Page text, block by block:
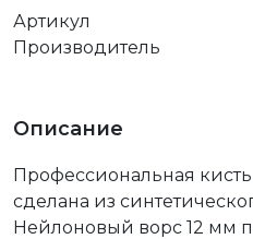
Артикул
Производитель
Описание
Профессиональная
сделана из
Нейлоновый ворс 12 мм